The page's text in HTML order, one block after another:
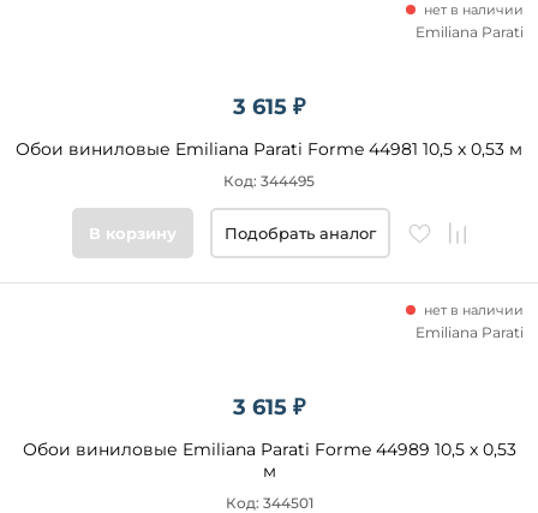
3 615 ₽
Обои виниловые Emiliana Parati Forme 44981 10,5 x 0,53 м
нет в наличии
Код: 344495
Emiliana Parati
В корзину Подобрать аналог
3 615 ₽
Обои виниловые Emiliana Parati Forme 44989 10,5 x 0,53
м
нет в наличии
Код: 344501
Emiliana Parati